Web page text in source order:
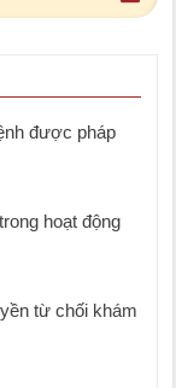
được pháp
hoạt động
từ chối khám